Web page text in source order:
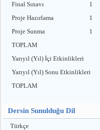
Final Sınavı
1
Proje Hazırlama
1
Proje Sunma
1
TOPLAM
Yarıyıl (Yıl) İçi Etkinlikleri
Yarıyıl (Yıl) Sonu Etkinlikleri
TOPLAM
Dersin Sunulduğu Dil
Türkçe